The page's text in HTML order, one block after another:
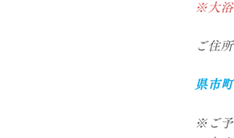
※大浴
ご住
県市
※ご予